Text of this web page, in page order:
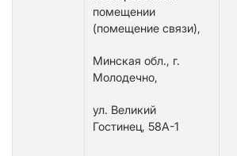
помещении
(помещение связи),
Минская обл., г.
Молодечно,
ул. Великий
Гостинец, 58А-1